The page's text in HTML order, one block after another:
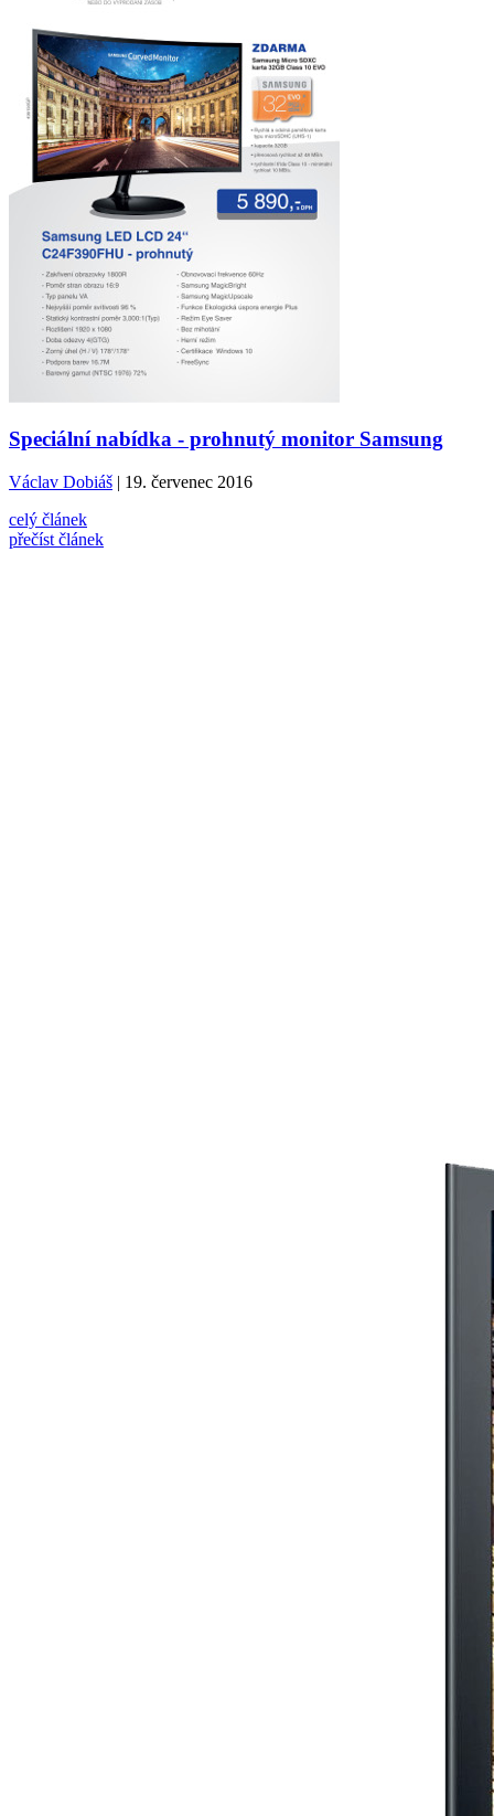
Speciální nabídka - prohnutý monitor Samsung
Václav Dobiáš| 19. červenec 2016
celý článek
přečíst článek